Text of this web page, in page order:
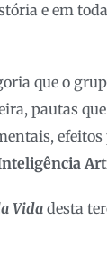
e em
que o
pautas
Vida desta